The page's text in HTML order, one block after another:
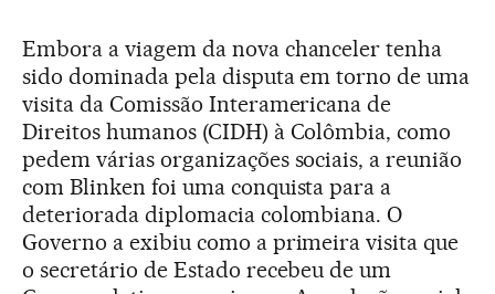
Embora a viagem da nova chanceler tenha
sido dominada pela disputa em torno de uma
visita da Comissão Interamericana de
Direitos humanos (CIDH) à Colômbia, como
pedem várias organizações sociais, a reunião
com Blinken foi uma conquista para a
deteriorada diplomacia colombiana. O
Governo a exibiu como a primeira visita que
o secretário de Estado recebeu de um